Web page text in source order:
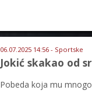
06.07.2025 14:56 - Sportske
Jokić skakao od
Pobeda koja mu